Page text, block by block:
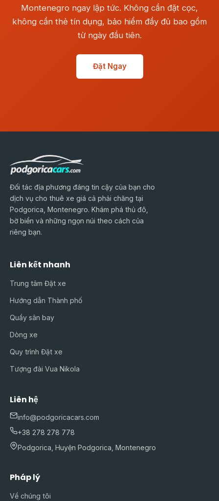
Montenegro ngay lập tức. Không cần đặt cọc,
không cần thẻ tín dụng, bảo hiểm đầy đủ bao gồm
từ ngày đầu tiên.
Đặt Ngay
Đối tác địa phương đáng tin cậy của bạn cho
dịch vụ cho thuê xe giá cả phải chăng tại
Podgorica, Montenegro. Khám phá thủ đô,
bờ biển và những ngọn núi theo cách của
riêng bạn.
Liên kết nhanh
Trung tâm Đặt xe
Hướng dẫn Thành phố
Quầy sân bay
Dòng xe
Quy trình Đặt xe
Tượng đài Vua Nikola
Liên hệ
info@podgoricacars.com
+38 278 278 778
Podgorica, Huyện Podgorica, Montenegro
Pháp lý
Về chúng tôi